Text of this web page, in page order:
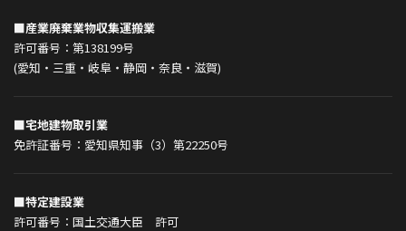
■産業廃棄業物収集運搬業
許可番号：第138199号
(愛知・三重・岐阜・静岡・奈良・滋賀)
■宅地建物取引業
免許証番号：愛知県知事（3）第22250号
■特定建設業
許可番号：国土交通大臣 許可